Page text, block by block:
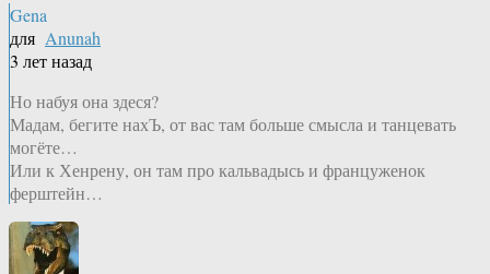
Gena
для Anunah
3 лет назад
Но набуя она здеся?
Мадам, бегите нахЪ, от вас там больше смысла и танцевать
могёте…
Или к Хенрену, он там про кальвадысь и француженок
ферштейн…